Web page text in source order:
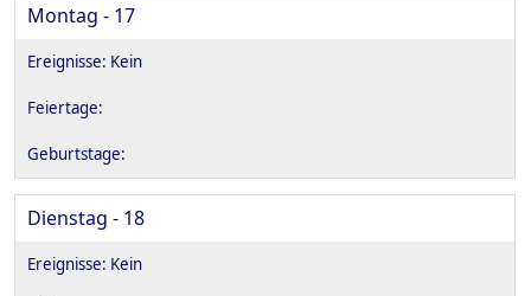
Montag - 17
Dienstag - 18